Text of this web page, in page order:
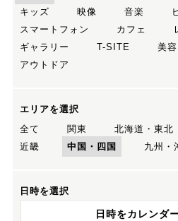
キッズ
映像 音楽
スマートフォン
カフェ
ギャラリー
T-SITE 美
アウトドア
エリアを選択
全て
関東 北海道・東北
近畿
中国・四国 九州・
日時を選択
日時をカレンダ